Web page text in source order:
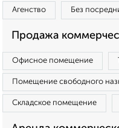
Агенство Без
Продажа
Офисное помещение
Помещение свободного
Складское помещение